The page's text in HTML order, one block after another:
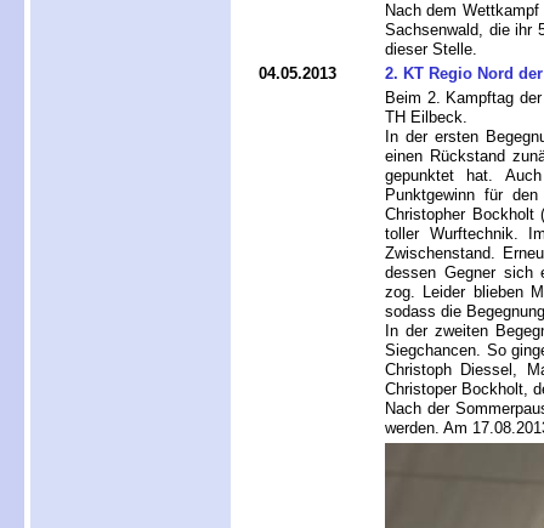
Nach dem
Sachsenwald, die ihr
dieser Stelle.
04.05.2013
2. KT Regio Nord
Beim 2. Kampftag
TH Eilbeck.
In der ersten
einen Rückstand
gepunktet hat.
Punktgewinn für
Christopher
toller Wurftechnik.
Zwischenstand.
dessen Gegner sich
zog. Leider blieben
sodass die
In der zweiten
Siegchancen. So
Christoph Diessel,
Christoper Bockholt,
Nach der
werden. Am